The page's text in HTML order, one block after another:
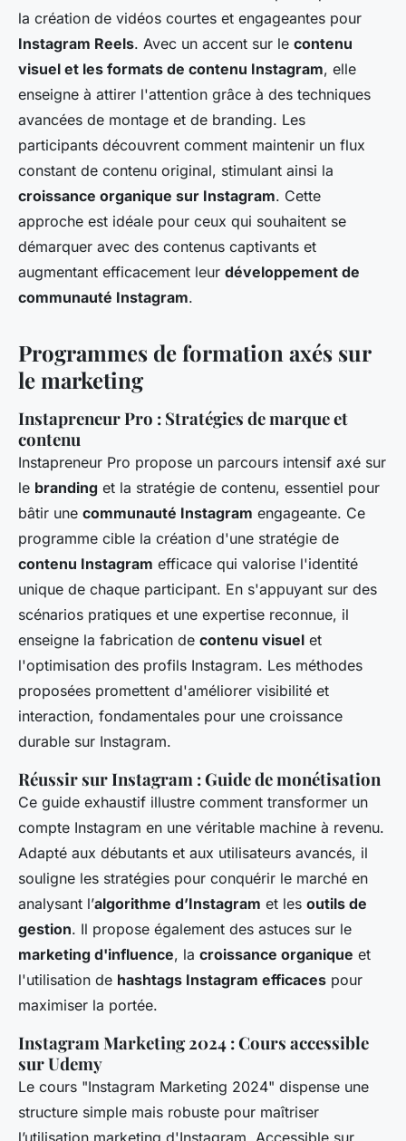
la création de vidéos courtes et engageantes pour
Instagram Reels. Avec un accent sur le contenu
visuel et les formats de contenu Instagram, elle
enseigne à attirer l'attention grâce à des techniques
avancées de montage et de branding. Les
participants découvrent comment maintenir un flux
constant de contenu original, stimulant ainsi la
croissance organique sur Instagram. Cette
approche est idéale pour ceux qui souhaitent se
démarquer avec des contenus captivants et
augmentant efficacement leur développement de
communauté Instagram.
Programmes de formation axés sur
le marketing
Instapreneur Pro : Stratégies de marque et
contenu
Instapreneur Pro propose un parcours intensif axé sur
le branding et la stratégie de contenu, essentiel pour
bâtir une communauté Instagram engageante. Ce
programme cible la création d'une stratégie de
contenu Instagram efficace qui valorise l'identité
unique de chaque participant. En s'appuyant sur des
scénarios pratiques et une expertise reconnue, il
enseigne la fabrication de contenu visuel et
l'optimisation des profils Instagram. Les méthodes
proposées promettent d'améliorer visibilité et
interaction, fondamentales pour une croissance
durable sur Instagram.
Réussir sur Instagram : Guide de monétisation
Ce guide exhaustif illustre comment transformer un
compte Instagram en une véritable machine à revenu.
Adapté aux débutants et aux utilisateurs avancés, il
souligne les stratégies pour conquérir le marché en
analysant l’algorithme d’Instagram et les outils de
gestion. Il propose également des astuces sur le
marketing d'influence, la croissance organique et
l'utilisation de hashtags Instagram efficaces pour
maximiser la portée.
Instagram Marketing 2024 : Cours accessible
sur Udemy
Le cours "Instagram Marketing 2024" dispense une
structure simple mais robuste pour maîtriser